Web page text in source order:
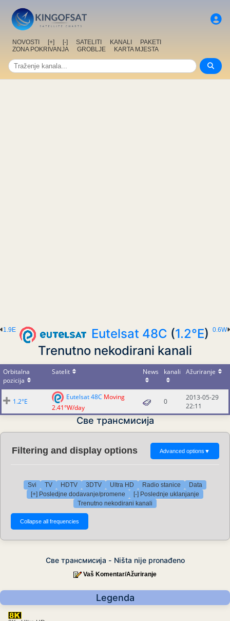
NOVOSTI [+] [-] SATELITI KANALI
PAKETI
ZONA POKRIVANJA
GROBLJE KARTA MJESTA
0.6W
1.9E Eutelsat 48C (1.2°E)
Trenutno nekodirani kanali
Orbitalna
pozicija
Satelit News kanali Ažuriranje
1.2°E
Eutelsat 48C Moving
2.41°W/day
0
2013-05-29
22:11
Све трансмисија
Filtering and display options Advanced options ▼
Svi TV HDTV 3DTV Ultra HD Radio stanice
Data
[+] Posledjne dodavanje/promene
[-] Poslednje uklanjanje
Trenutno nekodirani kanali
Све трансмисија - Ništa nije pronađeno
Vaš Komentar/Ažuriranje
Legenda